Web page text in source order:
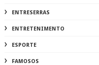
ENTRESERRAS
ENTRETENIMENTO
ESPORTE
FAMOSOS